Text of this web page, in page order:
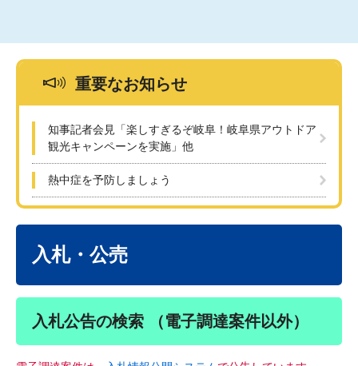
重要なお知らせ
知事記者会見「楽しすぎるぞ岐阜！岐阜県アウトドア
観光キャンペーンを実施」他
熱中症を予防しましょう
入札・公売
入札公告の検索 （電子調達案件以外）